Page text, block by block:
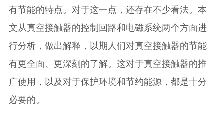
有节能的特点。对于这一点，还存在不少看法。本
文从真空接触器的控制回路和电磁系统两个方面进
行分析，做出解释，以期人们对真空接触器的节能
有更全面、更深刻的了解。这对于真空接触器的推
广使用，以及对于保护环境和节约能源，都是十分
必要的。